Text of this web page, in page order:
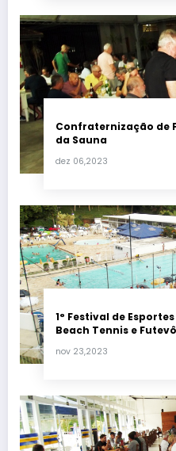
Confraternização de
da Sauna
dez 06,2023
1° Festival de
Beach Tennis e
nov 23,2023